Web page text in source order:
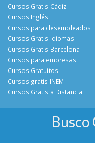
Cursos Gratis Cádiz
Cursos Inglés
Cursos para desempleados
Cursos Gratis Idiomas
Cursos Gratis Barcelona
Cursos para empresas
Cursos Gratuitos
Cursos gratis INEM
Cursos Gratis a Distancia
Busco